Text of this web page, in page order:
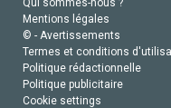
Qui sommes-nous ?
Mentions légales
© - Avertissements
Termes et conditions
Politique rédactionnelle
Politique publicitaire
Cookie settings